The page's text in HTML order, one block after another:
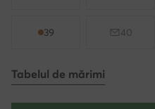
39 40
Tabelul de mărimi